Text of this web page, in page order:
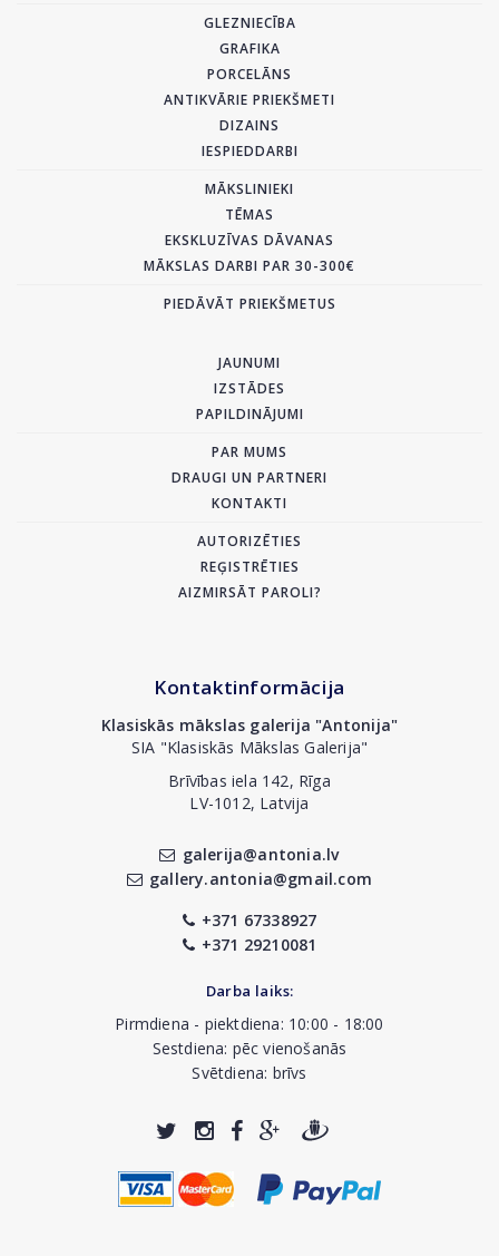
GLEZNIECĪBA
GRAFIKA
PORCELĀNS
ANTIKVĀRIE PRIEKŠMETI
DIZAINS
IESPIEDDARBI
MĀKSLINIEKI
TĒMAS
EKSKLUZĪVAS DĀVANAS
MĀKSLAS DARBI PAR 30-300€
PIEDĀVĀT PRIEKŠMETUS
JAUNUMI
IZSTĀDES
PAPILDINĀJUMI
PAR MUMS
DRAUGI UN PARTNERI
KONTAKTI
AUTORIZĒTIES
REĢISTRĒTIES
AIZMIRSĀT PAROLI?
Kontaktinformācija
Klasiskās mākslas galerija "Antonija"
SIA "Klasiskās Mākslas Galerija"
Brīvības iela 142, Rīga
LV-1012, Latvija
galerija@antonia.lv
gallery.antonia@gmail.com
+371 67338927
+371 29210081
Darba laiks:
Pirmdiena - piektdiena: 10:00 - 18:00
Sestdiena: pēc vienošanās
Svētdiena: brīvs